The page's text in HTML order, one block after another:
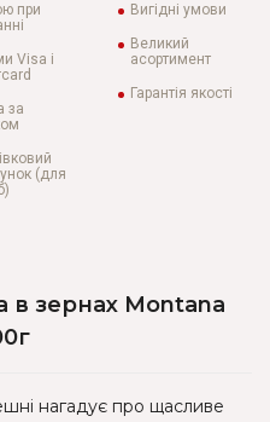
при
Visa і
за
(для
Вигідні умови
Великий
асортимент
Гарантія якості
в зернах Montana
нагадує про щасливе